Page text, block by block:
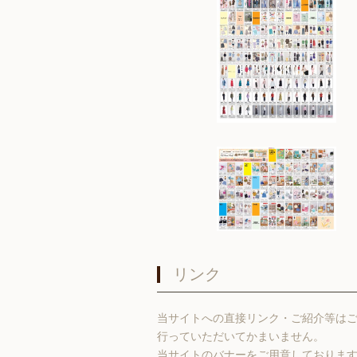
リンク
当サイトへの直接リンク・ご紹介等は
行っていただいてかまいません。